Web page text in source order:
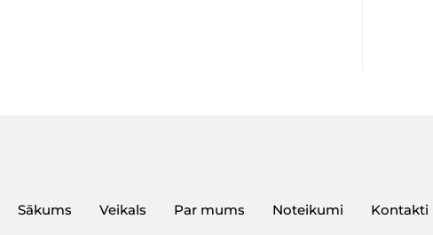
Sākums Veikals Par mums Noteikumi Kontakti